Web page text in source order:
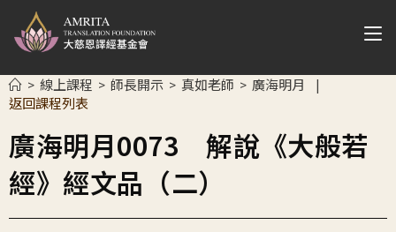
> 線上課程 > 師長開示 > 真如老師 > 廣海明月 |
返回課程列表
廣海明月0073 解說《大般若
經》經文品（二）